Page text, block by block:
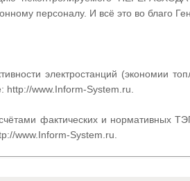
персоналу. И всё это во благо
электростанций (экономии
www.Inform-System.ru.
фактических и нормативных
www.Inform-System.ru.